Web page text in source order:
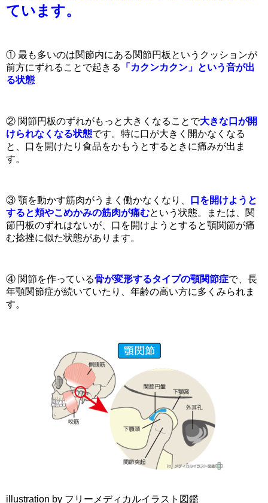
ています。
① 最も多いのは関節内にある関節円板というクッションが
前方にずれることで起きる
「カクンカクン」という音が出
る状態
② 関節円板のずれがもっと大きくなることで大きな口が開
けられなくなる状態です。特に口が大きく開かなくなる
と、口を開けたり食品をかもうとするときに痛みが出ま
す。
③ 顎を動かす筋肉がうまく働かなくなり、
口を開けようと
すると頬やこめかみの筋肉が痛むという状態。または、関
節円板のずれはないが、口を開けようとすると顎関節が痛
む捻挫に似た状態があります。
④ 関節を作っている骨が変形するタイプの顎関節症で、長
年顎関節症が続いていたり、年齢の高い方に多くみられま
す。
illustration by フリーメディカルイラスト図鑑